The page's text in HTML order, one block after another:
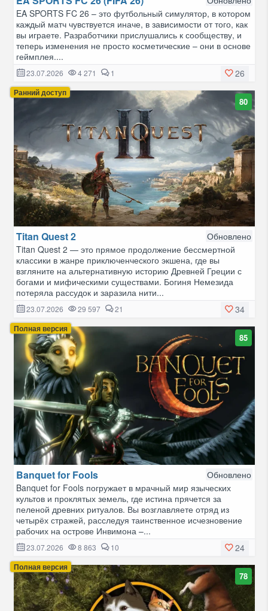
EA SPORTS FC 26 – это футбольный симулятор, в котором
каждый матч чувствуется иначе, в зависимости от того, как
вы играете. Разработчики прислушались к сообществу, и
теперь изменения не просто косметические – они в основе
геймплея....
26
23.07.2026 4 271 1
Ранний доступ
80
Titan Quest 2
Обновлено
Titan Quest 2 — это прямое продолжение бессмертной
классики в жанре приключенческого экшена, где вы
взгляните на альтернативную историю Древней Греции с
богами и мифическими существами. Богиня Немезида
потеряла рассудок и заразила нити...
34
23.07.2026 29 597 21
Полная версия
85
Banquet for Fools
Обновлено
Banquet for Fools погружает в мрачный мир языческих
культов и проклятых земель, где истина прячется за
пеленой древних ритуалов. Вы возглавляете отряд из
четырёх стражей, расследуя таинственное исчезновение
рабочих на острове Инвимона –...
24
23.07.2026 8 863 10
Полная версия
78